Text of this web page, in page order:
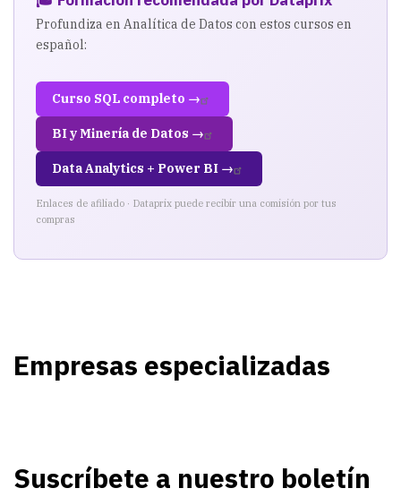
Profundiza en Analítica de Datos con estos cursos en
español:
Curso SQL completo →
BI y Minería de Datos →
Data Analytics + Power BI →
Enlaces de afiliado · Dataprix puede recibir una comisión por tus
compras
Empresas especializadas
Suscríbete a nuestro boletín